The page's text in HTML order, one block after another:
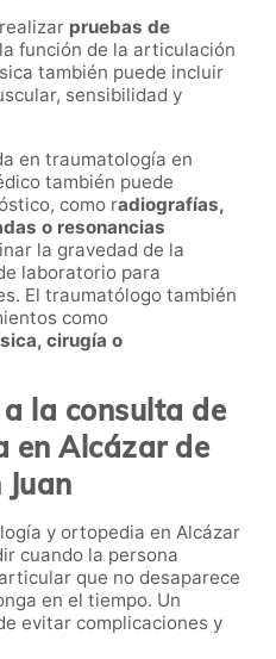
pruebas de
función de la articulación
también puede incluir
sensibilidad y
en traumatología en
también puede
como radiografías,
o resonancias
la gravedad de la
laboratorio para
El traumatólogo también
como
cirugía o
la consulta de
en Alcázar de
Juan
y ortopedia en Alcázar
cuando la persona
que no desaparece
en el tiempo. Un
evitar complicaciones y